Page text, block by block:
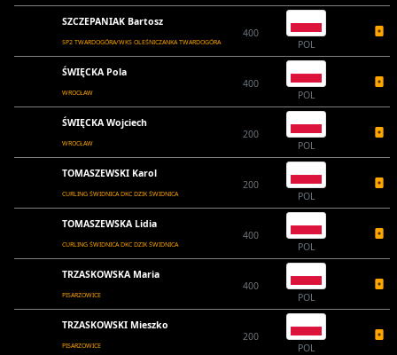
SZCZEPANIAK Bartosz
SP2 TWARDOGÓRA/WKS OLEŚNICZANKA TWARDOGÓRA
400
POL
ŚWIĘCKA Pola
WROCŁAW
400
POL
ŚWIĘCKA Wojciech
WROCŁAW
200
POL
TOMASZEWSKI Karol
CURLING ŚWIDNICA DKC DZIK ŚWIDNICA
200
POL
TOMASZEWSKA Lidia
CURLING ŚWIDNICA DKC DZIK ŚWIDNICA
400
POL
TRZASKOWSKA Maria
PISARZOWICE
400
POL
TRZASKOWSKI Mieszko
PISARZOWICE
200
POL